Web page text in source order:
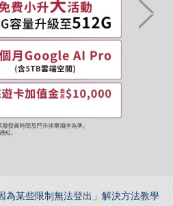
為某些限制無法登出」解決方法教學